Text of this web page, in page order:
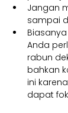
Jangan
sampai
Anda
rabun
bahkan
ini
dapat